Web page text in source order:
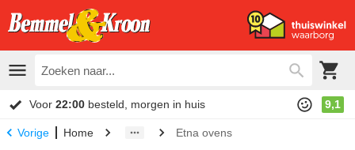
Voor 22:00 besteld, morgen in huis 9,1
Vorige Home Etna ovens